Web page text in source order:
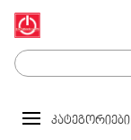
კატეგორიები